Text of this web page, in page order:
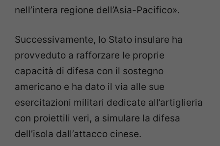
nell’intera regione dell’Asia-Pacifico».
Successivamente, lo Stato insulare ha
provveduto a rafforzare le proprie
capacità di difesa con il sostegno
americano e ha dato il via alle sue
esercitazioni militari dedicate all’artiglieria
con proiettili veri, a simulare la difesa
dell’isola dall’attacco cinese.